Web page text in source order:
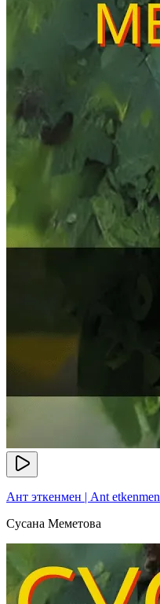
Ант эткенмен | Ant etkenmen
Сусана Меметова